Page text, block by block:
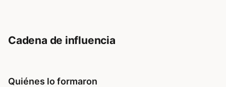
Cadena de influencia
Quiénes lo formaron